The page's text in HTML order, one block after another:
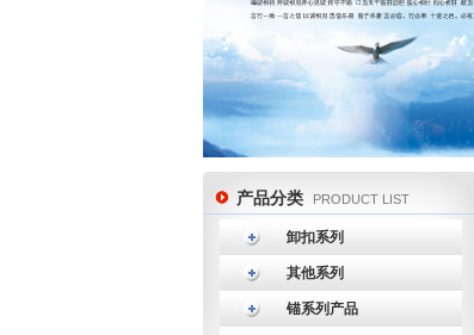
产品分类 PRODUCT LIST
卸扣系列
其他系列
锚系列产品